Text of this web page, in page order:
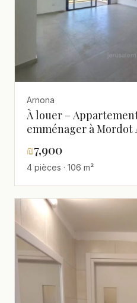
Arnona
À louer –
emménager à Mordot
₪7,900
4 pièces · 106 m²